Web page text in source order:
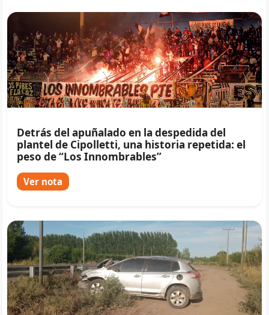
Detrás del apuñalado en la despedida del
plantel de Cipolletti, una historia repetida: el
peso de “Los Innombrables”
Ver nota